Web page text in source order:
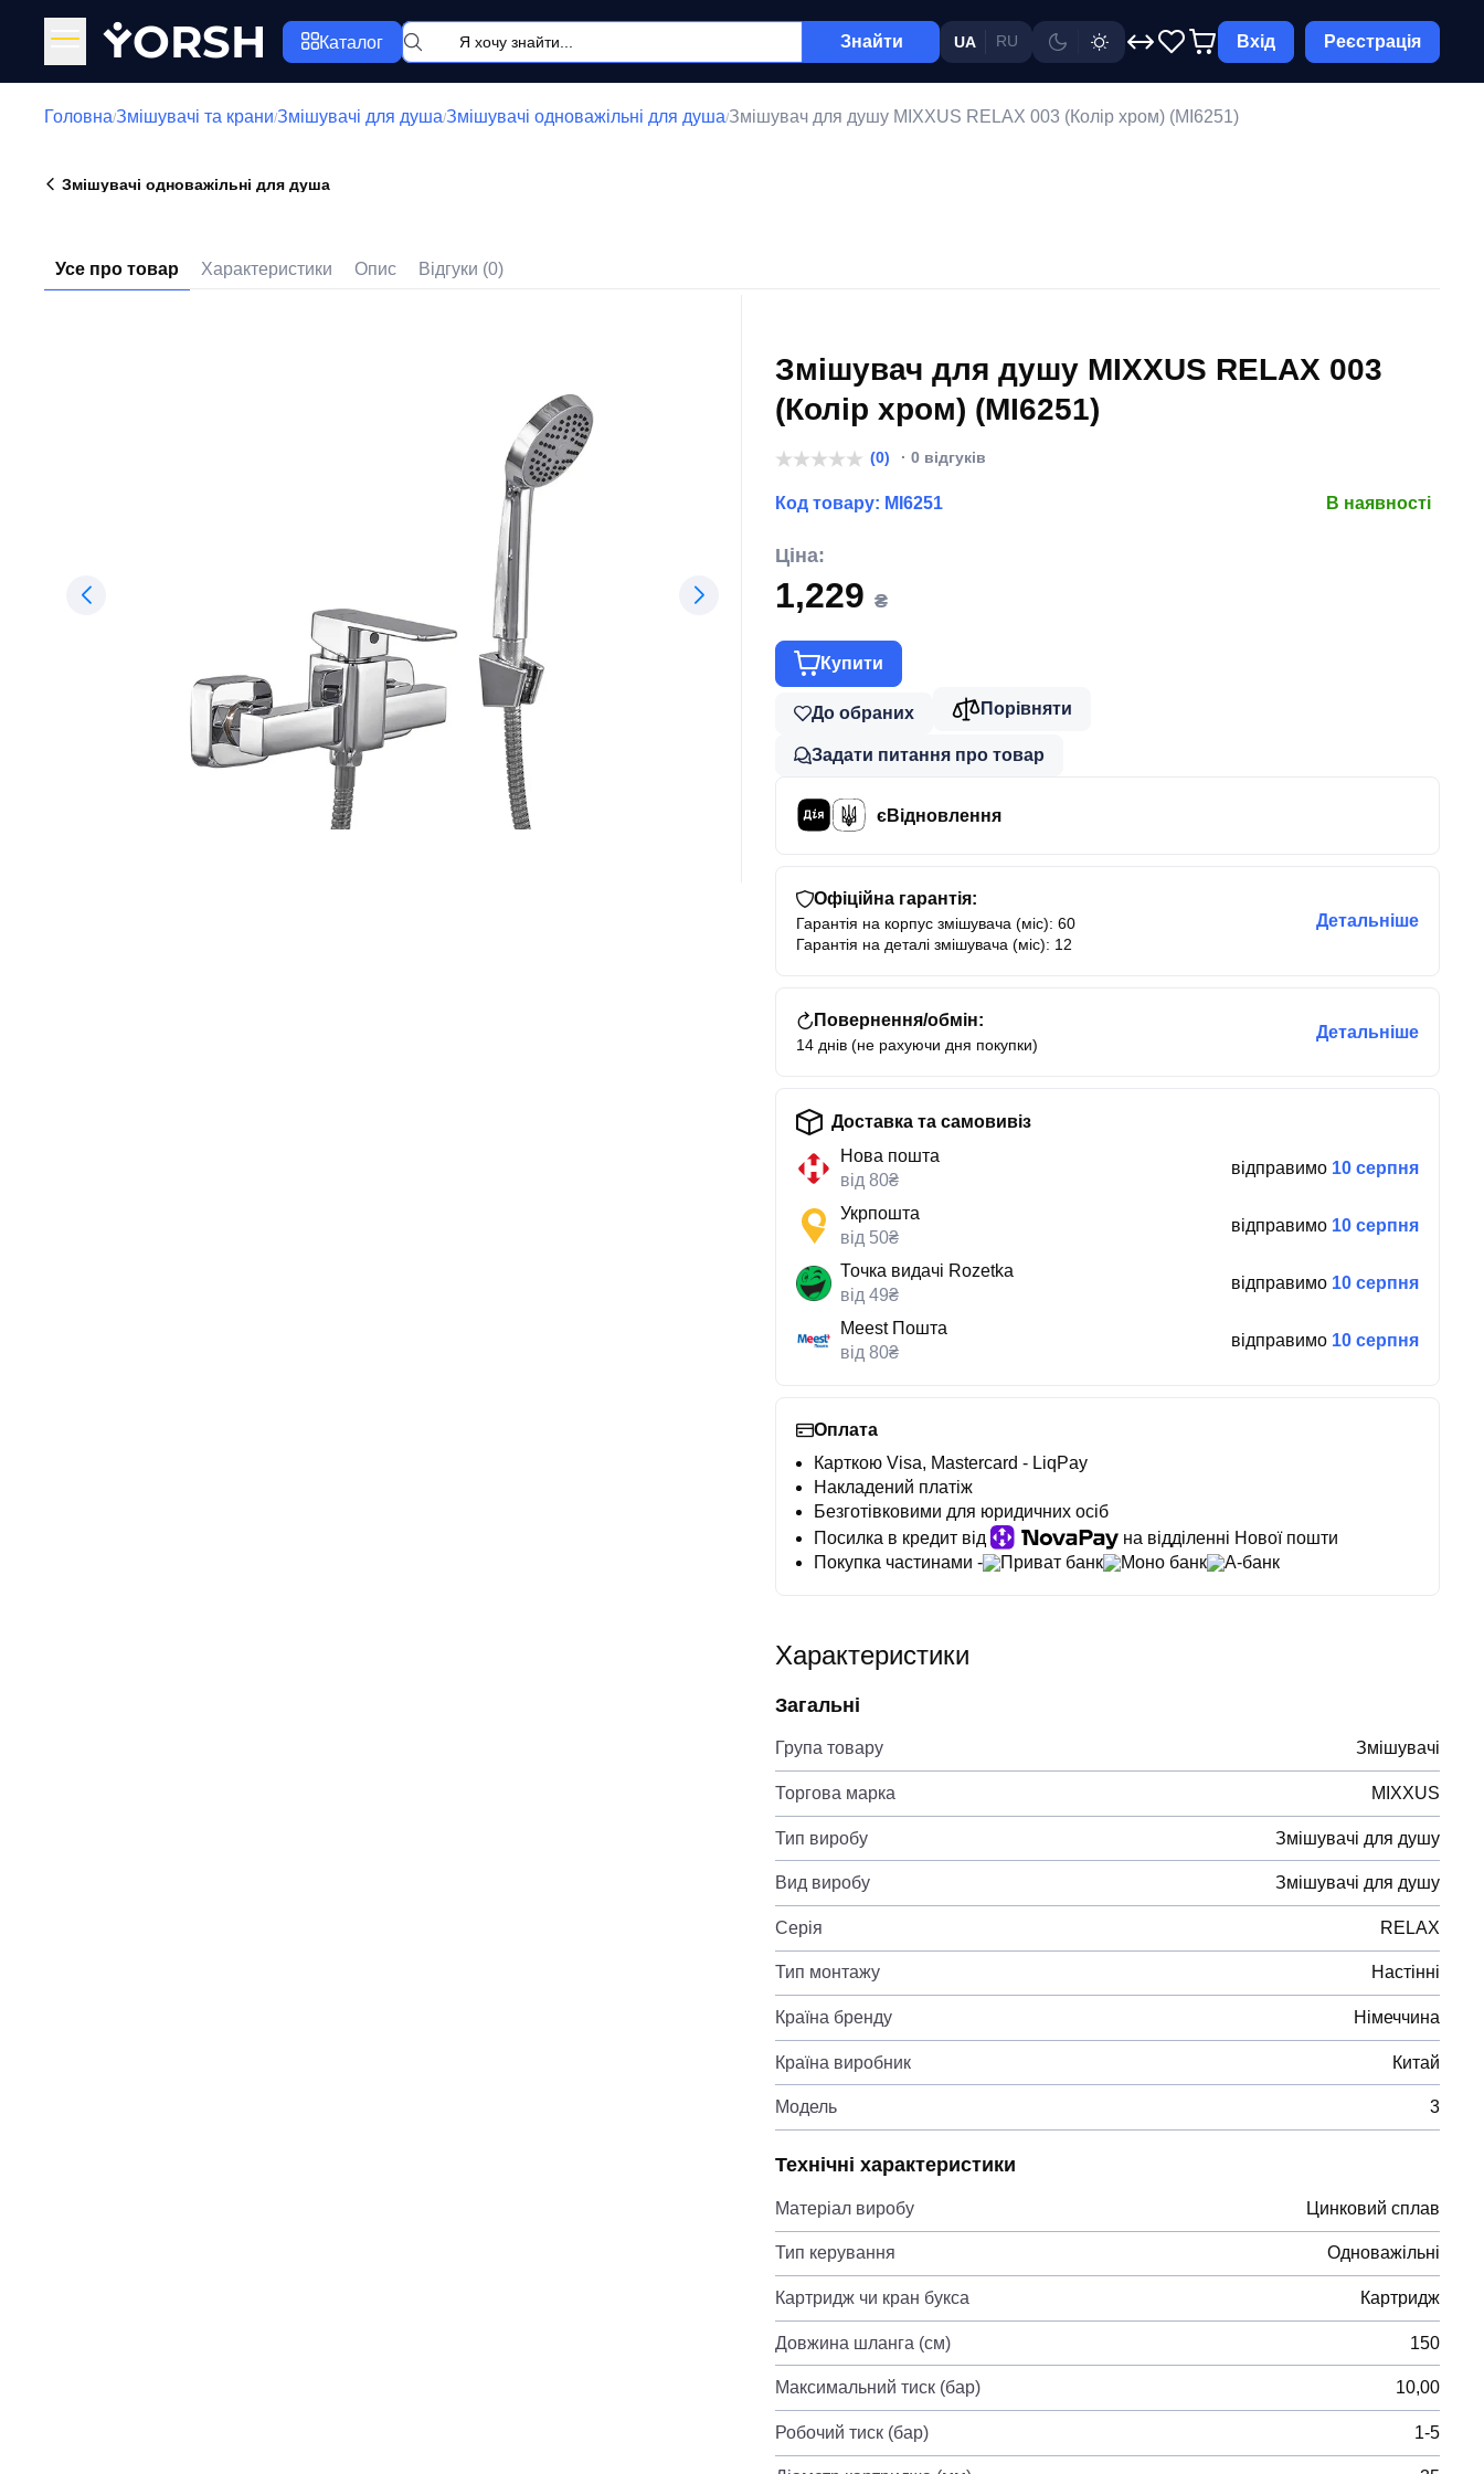
YORSH Каталог Знайти UA RU Вхід Реєстрація
Головна/Змішувачі та крани/Змішувачі для душа/Змішувачі одноважільні для душа/Змішувач для душу MIXXUS RELAX 003 (Колір хром) (MI6251)
Змішувачі одноважільні для душа
Усе про товар Характеристики Опис Відгуки (0)
Змішувач для душу MIXXUS RELAX 003
(Колір хром) (MI6251)
(0) · 0 відгуків
Код товару: MI6251 В наявності
Ціна:
1,229 ₴
Купити
До обраних Порівняти
Задати питання про товар
єВідновлення
Офіційна гарантія:
Гарантія на корпус змішувача (міс): 60
Гарантія на деталі змішувача (міс): 12
Детальніше
Повернення/обмін:
14 днів (не рахуючи дня покупки)
Детальніше
Доставка та самовивіз
Нова пошта
від 80₴
відправимо 10 серпня
Укрпошта
від 50₴
відправимо 10 серпня
Точка видачі Rozetka
від 49₴
відправимо 10 серпня
Meest Пошта
від 80₴
відправимо 10 серпня
Оплата
Карткою Visa, Mastercard - LiqPay
Накладений платіж
Безготівковими для юридичних осіб
Посилка в кредит від
на відділенні Нової пошти
Покупка частинами -
Приват банк Моно банк А-банк
Характеристики
Загальні
Група товару Змішувачі
Торгова марка MIXXUS
Тип виробу Змішувачі для душу
Вид виробу Змішувачі для душу
Серія RELAX
Тип монтажу Настінні
Країна бренду Німеччина
Країна виробник Китай
Модель 3
Технічні характеристики
Матеріал виробу Цинковий сплав
Тип керування Одноважільні
Картридж чи кран букса Картридж
Довжина шланга (см) 150
Максимальний тиск (бар) 10,00
Робочий тиск (бар) 1-5